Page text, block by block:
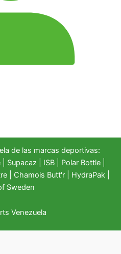
de las marcas deportivas:
| Supacaz | ISB | Polar Bottle|
Chamois Butt'r HydraPak
Sweden